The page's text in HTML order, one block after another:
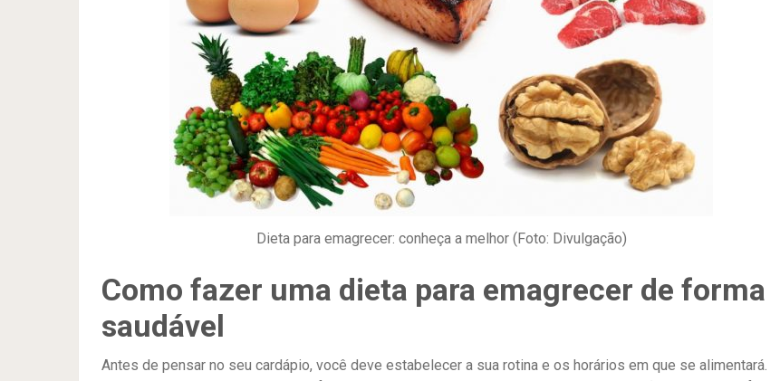
Dieta para emagrecer: conheça a melhor (Foto: Divulgação)
Como fazer uma dieta para emagrecer de forma
saudável
Antes de pensar no seu cardápio, você deve estabelecer a sua rotina e os horários em que se alimentará.